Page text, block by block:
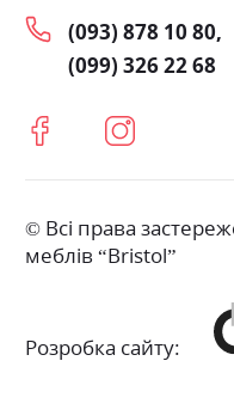
(093) 878 10 80
(099) 326 22 68
© Всі права
меблів “Bristol”
Розробка сайту: